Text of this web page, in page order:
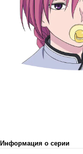
Информация о серии